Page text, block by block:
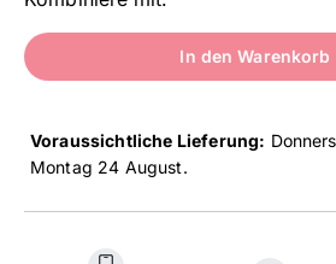
In den Warenkorb
Voraussichtliche Lieferung:
Montag 24 August.